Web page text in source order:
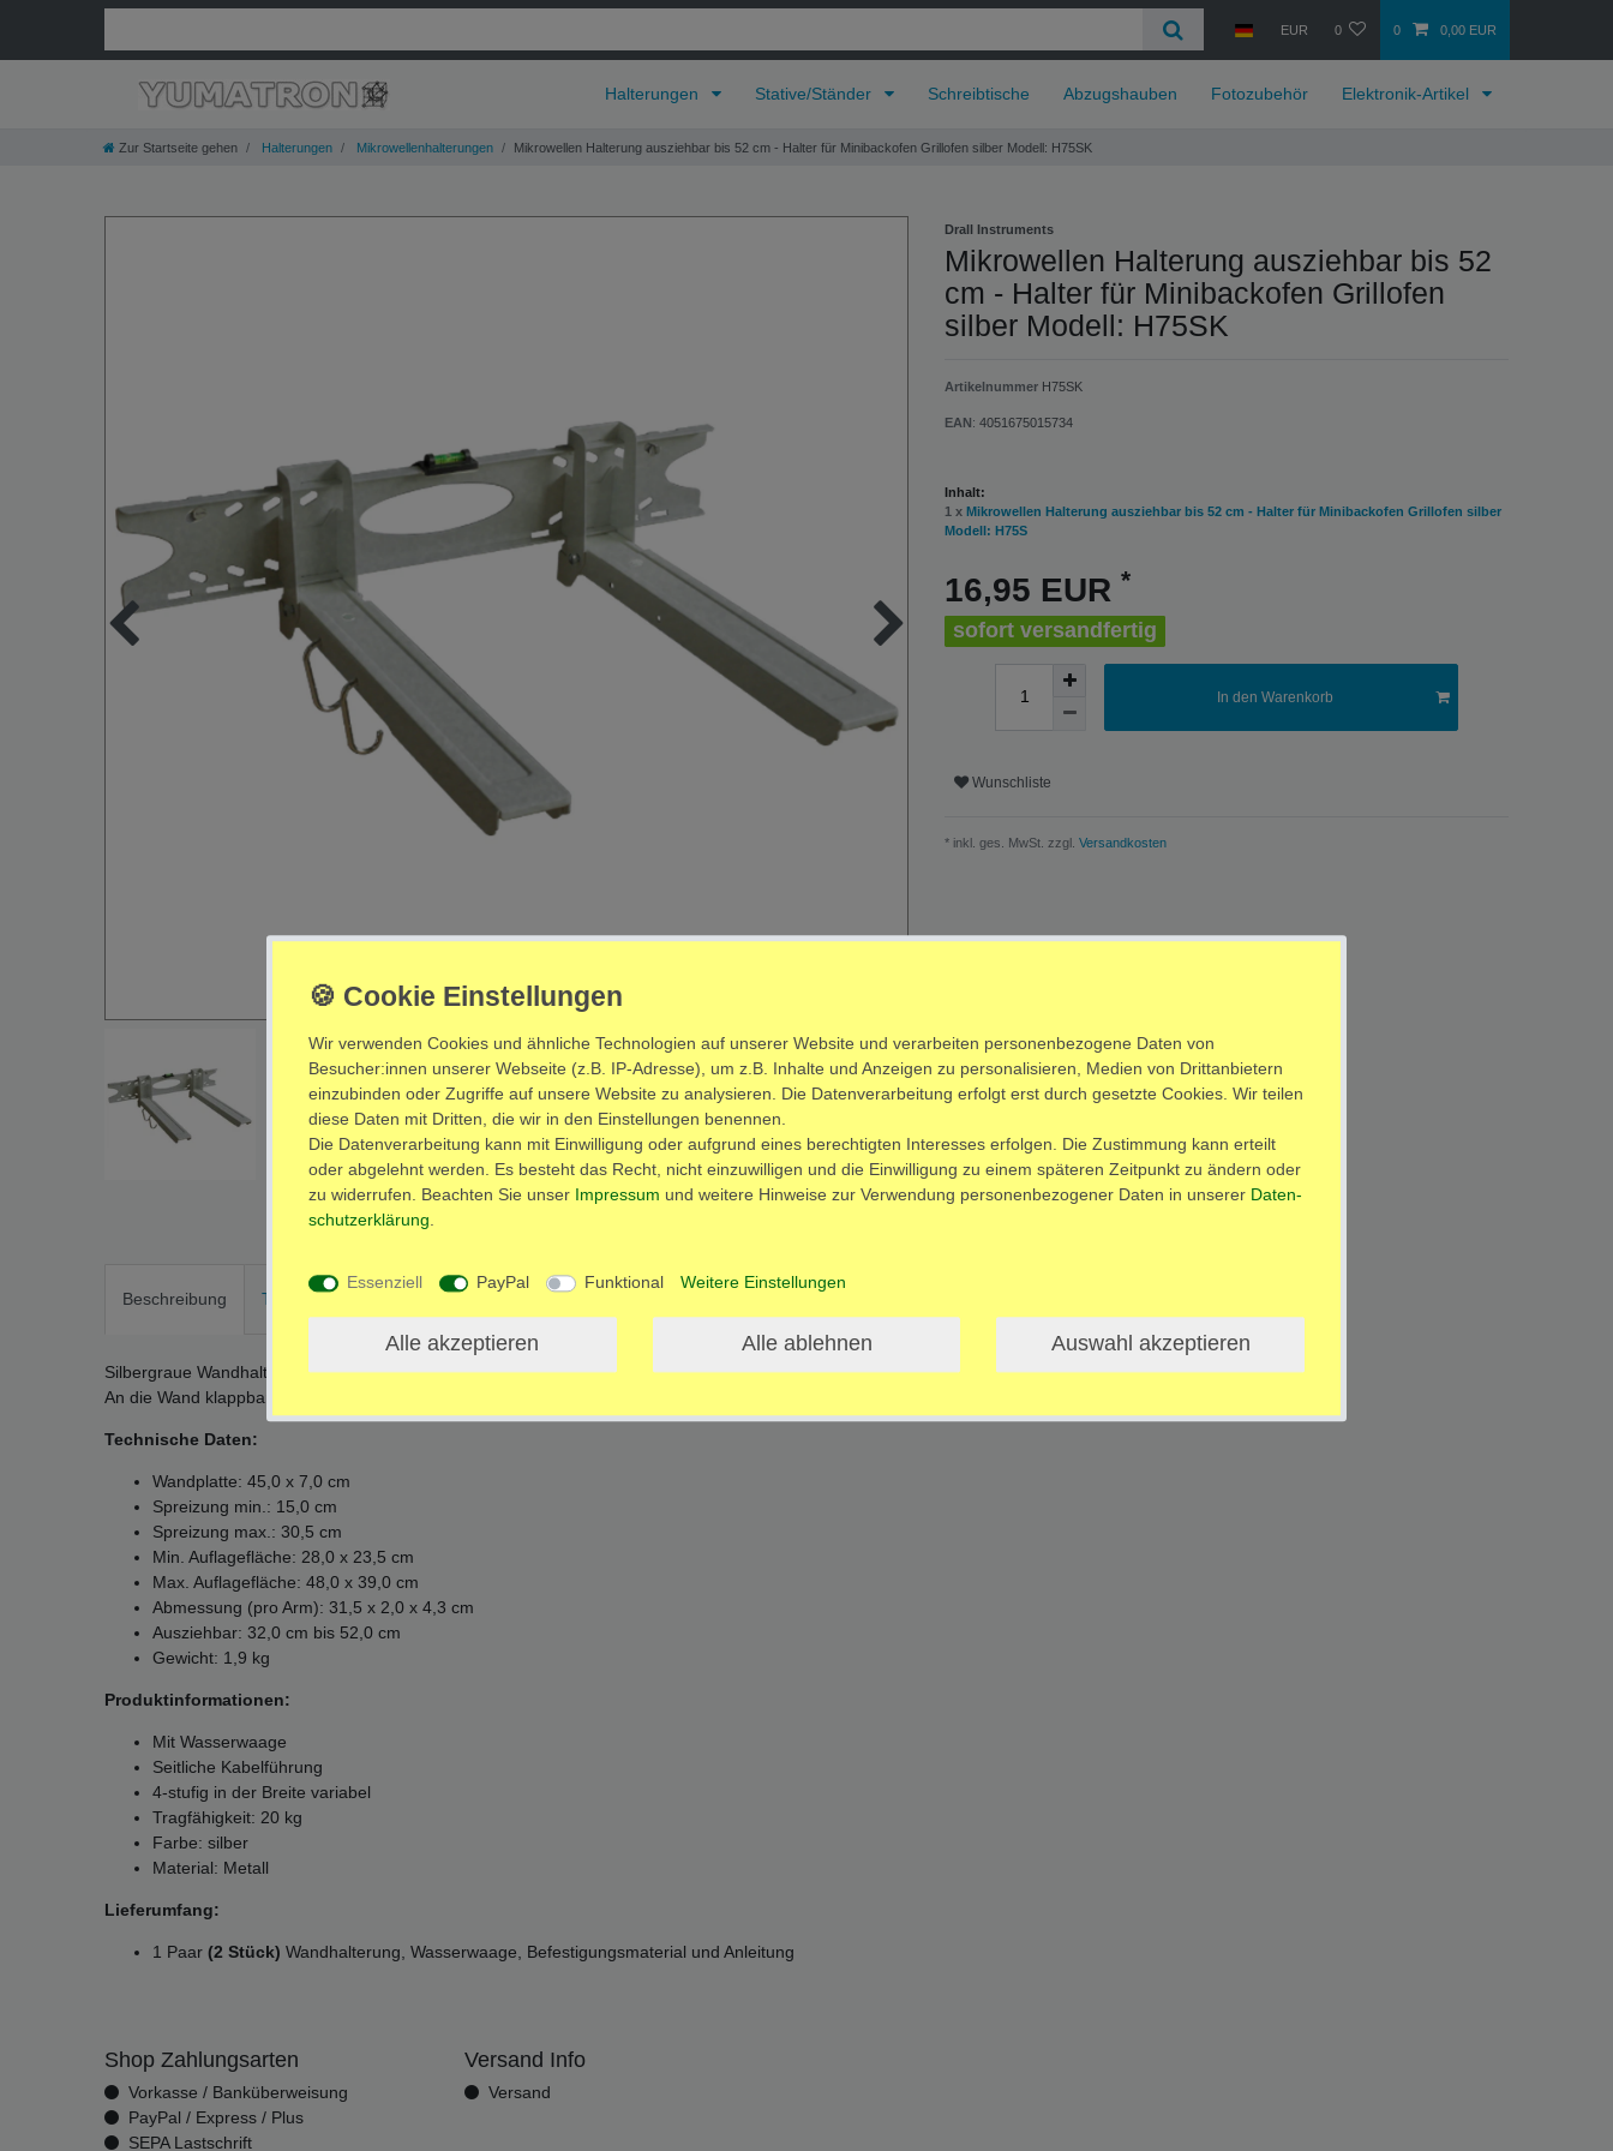
EUR 0 0 0,00 EUR
Halterungen Stative/Ständer Schreibtische Abzugshauben Fotozubehör Elektronik-Artikel
Zur Startseite gehen Halterungen Mikrowellenhalterungen Mikrowellen Halterung ausziehbar bis 52 cm - Halter für Minibackofen Grillofen silber Modell: H75SK
Drall Instruments
Mikrowellen Halterung ausziehbar bis 52
cm - Halter für Minibackofen Grillofen
silber Modell: H75SK
Artikelnummer H75SK
EAN: 4051675015734
Inhalt:
1 x Mikrowellen Halterung ausziehbar bis 52 cm - Halter für Minibackofen Grillofen silber
Modell: H75S
16,95 EUR *
sofort versandfertig
In den Warenkorb
Wunschliste
* inkl. ges. MwSt. zzgl. Versandkosten
Beschreibung Technische Daten Weitere Details
Silbergraue Wandhalterung für die Wandmontage von Mikrowellen und allen passenden Küchengeräten
An die Wand klappbar, Wasserwaage im Lieferumfang
Technische Daten:
Wandplatte: 45,0 x 7,0 cm
Spreizung min.: 15,0 cm
Spreizung max.: 30,5 cm
Min. Auflagefläche: 28,0 x 23,5 cm
Max. Auflagefläche: 48,0 x 39,0 cm
Abmessung (pro Arm): 31,5 x 2,0 x 4,3 cm
Ausziehbar: 32,0 cm bis 52,0 cm
Gewicht: 1,9 kg
Produktinformationen:
Mit Wasserwaage
Seitliche Kabelführung
4-stufig in der Breite variabel
Tragfähigkeit: 20 kg
Farbe: silber
Material: Metall
Lieferumfang:
1 Paar (2 Stück) Wandhalterung, Wasserwaage, Befestigungsmaterial und Anleitung
Wir verwenden Cookies und ähnliche Technologien auf unserer Website und verarbeiten personenbezogene Daten von
Besucher:innen unserer Webseite (z.B. IP-Adresse), um z.B. Inhalte und Anzeigen zu personalisieren, Medien von Drittanbietern
einzubinden oder Zugriffe auf unsere Website zu analysieren. Die Datenverarbeitung erfolgt erst durch gesetzte Cookies. Wir teilen
diese Daten mit Dritten, die wir in den Einstellungen benennen.
Die Datenverarbeitung kann mit Einwilligung oder aufgrund eines berechtigten Interesses erfolgen. Die Zustimmung kann erteilt
oder abgelehnt werden. Es besteht das Recht, nicht einzuwilligen und die Einwilligung zu einem späteren Zeitpunkt zu ändern oder
zu widerrufen. Beachten Sie unser Impressum und weitere Hinweise zur Verwendung personenbezogener Daten in unserer Daten­
schutz­erklärung
Essenziell PayPal Funktional Weitere Einstellungen
Alle akzeptieren Alle ablehnen Auswahl akzeptieren
Shop Zahlungsarten
Vorkasse / Banküberweisung
PayPal / Express / Plus
SEPA Lastschrift
Versand Info
Versand